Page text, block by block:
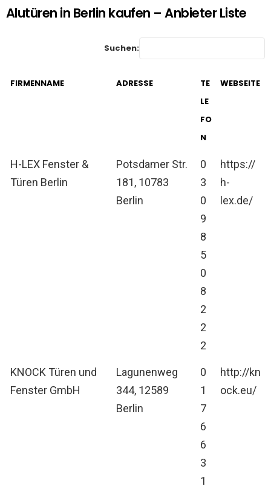
Alutüren in Berlin kaufen – Anbieter Liste
Suchen:
FIRMENNAME ADRESSE
TE
LE
FO
N
WEBSEITE
H-LEX Fenster &
Türen Berlin
Potsdamer Str.
181, 10783
Berlin
0
3
0
9
8
5
0
8
2
2
2
https://
h-
lex.de/
KNOCK Türen und
Fenster GmbH
Lagunenweg
344, 12589
Berlin
0
1
7
6
6
3
1
http://kn
ock.eu/